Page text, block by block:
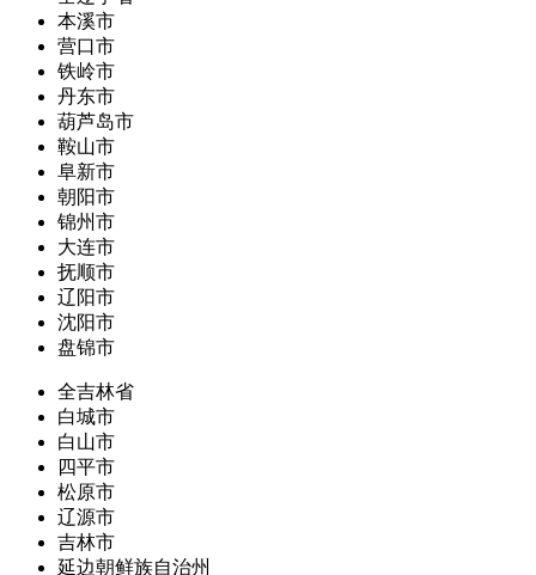
本溪市
营口市
铁岭市
丹东市
葫芦岛市
鞍山市
阜新市
朝阳市
锦州市
大连市
抚顺市
辽阳市
沈阳市
盘锦市
全吉林省
白城市
白山市
四平市
松原市
辽源市
吉林市
延边朝鲜族自治州